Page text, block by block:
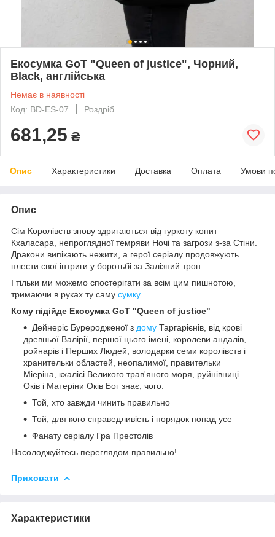
Екосумка GoT "Queen of justice", Чорний,
Black, англійська
Немає в наявності
Код: BD-ES-07
Роздріб
681,25 ₴
Опис Характеристики Доставка Оплата Умови
Опис
Сім Королівств знову здригаються від гуркоту копит
Кхаласара, непроглядної темряви Ночі та загрози з-за Стіни.
Дракони випікають нежити, а герої серіалу продовжують
плести свої інтриги у боротьбі за Залізний трон.
І тільки ми можемо спостерігати за всім цим пишнотою,
тримаючи в руках ту саму сумку.
Кому підійде Екосумка GoT "Queen of justice"
Дейнеріс Буреродженої з дому Таргарієнів, від крові
древньої Валірії, першої цього імені, королеви андалів,
ройнарів і Перших Людей, володарки семи королівств і
хранительки областей, неопалимої, правительки
Міеріна, кхалісі Великого трав'яного моря, руйнівниці
Оків і Матеріни Оків Бог знає, чого.
Той, хто завжди чинить правильно
Той, для кого справедливість і порядок понад усе
Фанату серіалу Гра Престолів
Насолоджуйтесь переглядом правильно!
Приховати
Характеристики